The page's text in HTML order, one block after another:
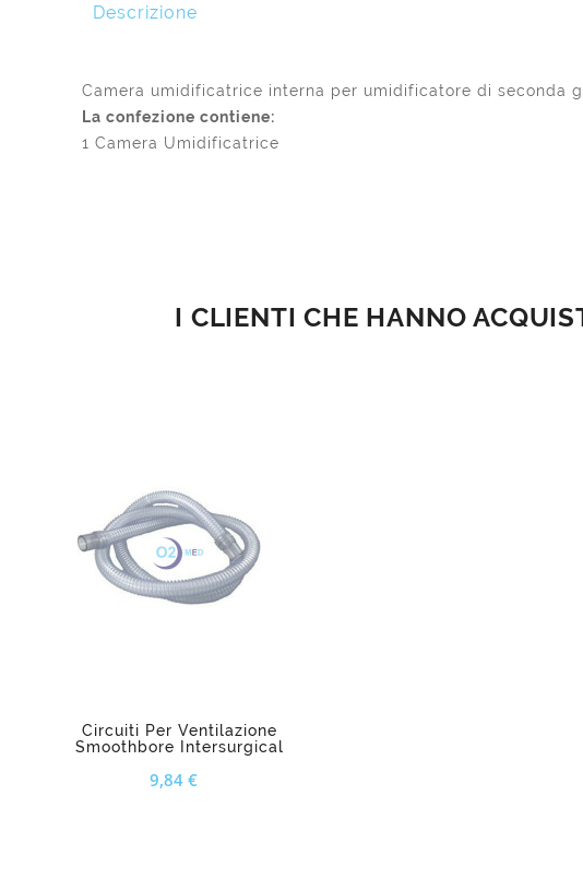
Descrizione
Camera umidificatrice interna per umidificatore di seconda
La confezione contiene:
1 Camera Umidificatrice
I CLIENTI CHE HANNO
Circuiti Per Ventilazione
Smoothbore Intersurgical
9,84 €